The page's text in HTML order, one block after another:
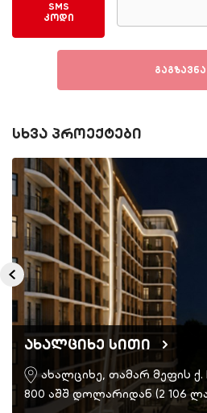
SMS
კოდი
გაგზავნა
სხვა პროექტები
ახალციხე სითი
ახალციხე, თამარ მეფის ქ.
800 აშშ დოლარიდან (2 106